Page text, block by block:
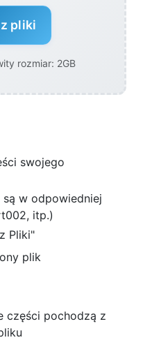
pliki
rozmiar: 2GB
swojego
w odpowiedniej
itp.)
Pliki"
plik
części pochodzą z